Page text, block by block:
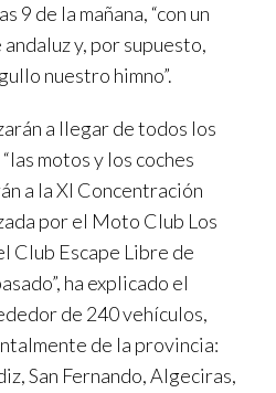
9 de la mañana, “con un
y, por supuesto,
nuestro himno”.
a llegar de todos los
motos y los coches
a la XI Concentración
por el Moto Club Los
Club Escape Libre de
ha explicado el
de 240 vehículos,
de la provincia:
San Fernando, Algeciras,